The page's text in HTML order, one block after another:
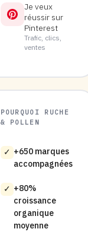
Je veux
réussir sur
Pinterest
Trafic, clics,
ventes
POURQUOI RUCHE
& POLLEN
✓ +650 marques
accompagnées
✓ +80%
croissance
organique
moyenne